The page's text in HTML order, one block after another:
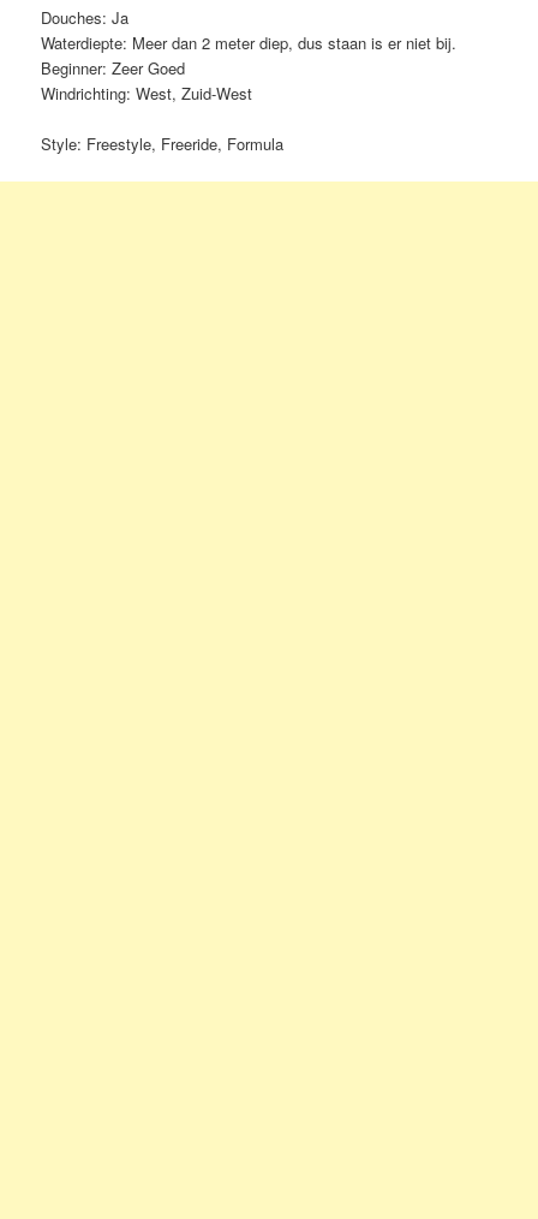
Douches: Ja
Waterdiepte: Meer dan 2 meter diep, dus staan is er niet bij.
Beginner: Zeer Goed
Windrichting: West, Zuid-West
Style: Freestyle, Freeride, Formula